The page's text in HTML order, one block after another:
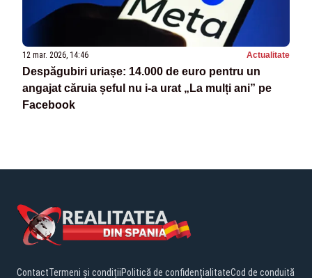
12 mar. 2026, 14:46 Actualitate
Despăgubiri uriașe: 14.000 de euro pentru un
angajat căruia șeful nu i-a urat „La mulți ani” pe
Facebook
ContactTermeni și condițiiPolitică de confidențialitateCod de conduită